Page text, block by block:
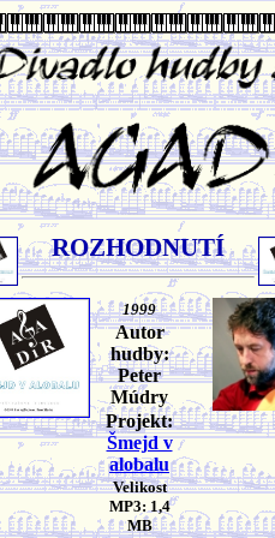
ROZHODNUTÍ
1999
Autor
hudby:
Peter
Múdry
Projekt:
Šmejd v
alobalu
Velikost
MP3: 1,4
MB